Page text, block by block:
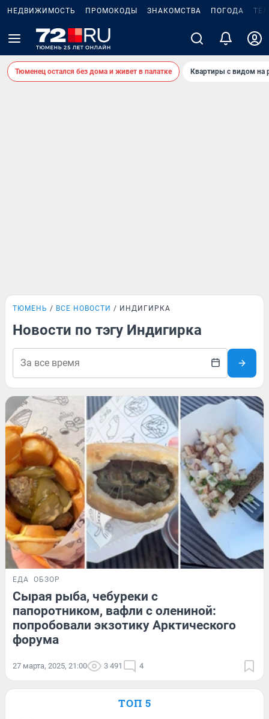
НЕДВИЖИМОСТЬ ПРОМОКОДЫ ЗНАКОМСТВА ПОГОДА
Тюменец остался без дома и живет в палатке Квартиры с видом на
ТЮМЕНЬ ВСЕ НОВОСТИ ИНДИГИРКА
Новости по тэгу Индигирка
ЕДА ОБЗОР
Сырая рыба, чебуреки с
папоротником, вафли с олениной:
попробовали экзотику Арктического
форума
27 марта, 2025, 21:00 3 491 4
ТОП 5